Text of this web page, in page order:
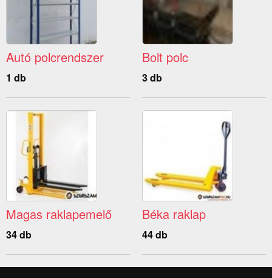
Autó polcrendszer
1 db
Bolt polc
3 db
Magas raklapemelő
34 db
Béka raklap
44 db